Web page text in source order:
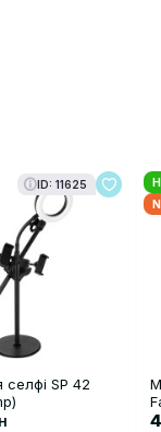
ID: 11625
SP 42
M